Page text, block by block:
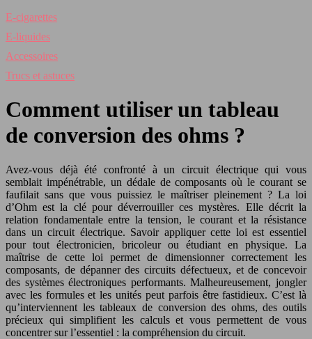
E-cigarettes
E-liquides
Accessoires
Trucs et astuces
Comment utiliser un tableau
de conversion des ohms ?
Avez-vous déjà été confronté à un circuit électrique qui vous
semblait impénétrable, un dédale de composants où le courant se
faufilait sans que vous puissiez le maîtriser pleinement ? La loi
d’Ohm est la clé pour déverrouiller ces mystères. Elle décrit la
relation fondamentale entre la tension, le courant et la résistance
dans un circuit électrique. Savoir appliquer cette loi est essentiel
pour tout électronicien, bricoleur ou étudiant en physique. La
maîtrise de cette loi permet de dimensionner correctement les
composants, de dépanner des circuits défectueux, et de concevoir
des systèmes électroniques performants. Malheureusement, jongler
avec les formules et les unités peut parfois être fastidieux. C’est là
qu’interviennent les tableaux de conversion des ohms, des outils
précieux qui simplifient les calculs et vous permettent de vous
concentrer sur l’essentiel : la compréhension du circuit.